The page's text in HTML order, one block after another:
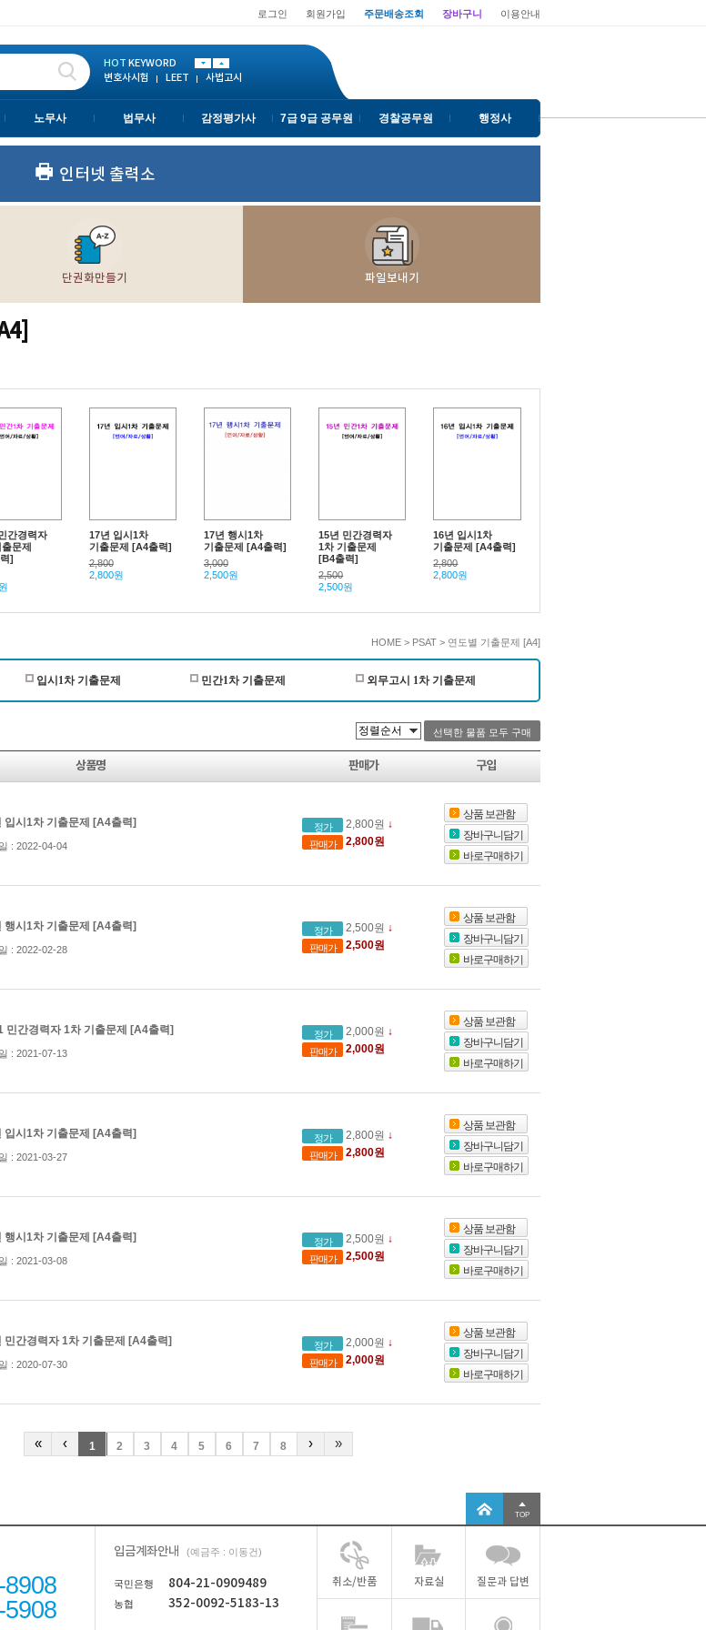
로그인 회원가입 주문배송조회 장바구니 이용안내
HOT KEYWORD
변호사시험 LEET
사법고시
PSAT
5급 공채 2차
노무사 법무사 감정평가사 7급 9급 공무원 경찰공무원 행정사
인터넷 출력소
단권화만들기 파일보내기
간경력자
문제
]
17년 입시1차
기출문제 [A4출력]
2,800
2,800원
17년 행시1차
기출문제 [A4출력]
3,000
2,500원
15년 민간경력자
1차 기출문제
[B4출력]
2,500
2,500원
16년 입시1차
기출문제 [A4출력]
2,800
2,800원
HOME > PSAT > 연도별 기출문제 [A4]
입시1차 기출문제 민간1차 기출문제 외무고시 1차 기출문제
상품명 판매가 구입
입시1차 기출문제 [A4출력]
: 2022-04-04
정가 2,800원 ↓
판매가 2,800원
상품 보관함
장바구니담기
바로구매하기
행시1차 기출문제 [A4출력]
: 2022-02-28
정가 2,500원 ↓
판매가 2,500원
상품 보관함
장바구니담기
바로구매하기
민간경력자 1차 기출문제 [A4출력]
: 2021-07-13
정가 2,000원 ↓
판매가 2,000원
상품 보관함
장바구니담기
바로구매하기
입시1차 기출문제 [A4출력]
: 2021-03-27
정가 2,800원 ↓
판매가 2,800원
상품 보관함
장바구니담기
바로구매하기
행시1차 기출문제 [A4출력]
: 2021-03-08
정가 2,500원 ↓
판매가 2,500원
상품 보관함
장바구니담기
바로구매하기
민간경력자 1차 기출문제 [A4출력]
: 2020-07-30
정가 2,000원 ↓
판매가 2,000원
상품 보관함
장바구니담기
바로구매하기
« ‹ 1 2 3 4 5 6 7 8 › »
TOP
8908
5908
입금계좌안내 (예금주 : 이동건)
국민은행 804-21-0909489
농협 352-0092-5183-13
취소/반품 자료실 질문과 답변